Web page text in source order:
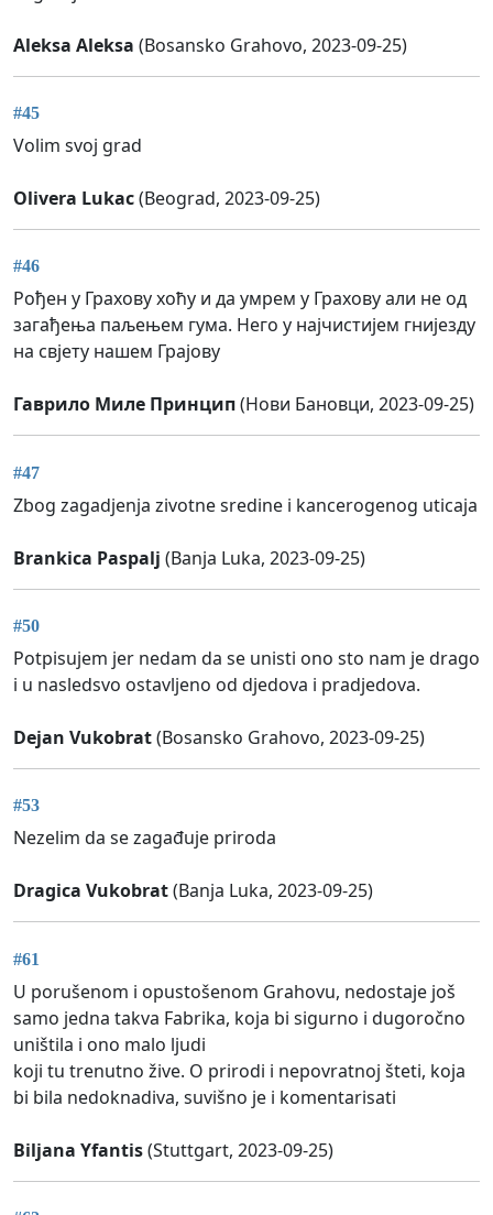
Aleksa Aleksa (Bosansko Grahovo, 2023-09-25)
#45
Volim svoj grad
Olivera Lukac(Beograd, 2023-09-25)
#46
Рођен у Грахову хоћу и да умрем у Грахову али не од
загађења паљењем гума. Него у најчистијем гнијезду
на свјету нашем Грајову
Гаврило Миле Принцип(Нови Бановци, 2023-09-25)
#47
Zbog zagadjenja zivotne sredine i kancerogenog uticaja
Brankica Paspalj (Banja Luka, 2023-09-25)
#50
Potpisujem jer nedam da se unisti ono sto nam je drago
i u nasledsvo ostavljeno od djedova i pradjedova.
Dejan Vukobrat(Bosansko Grahovo, 2023-09-25)
#53
Nezelim da se zagađuje priroda
Dragica Vukobrat(Banja Luka, 2023-09-25)
#61
U porušenom i opustošenom Grahovu, nedostaje još
samo jedna takva Fabrika, koja bi sigurno i dugoročno
uništila i ono malo ljudi
koji tu trenutno žive. O prirodi i nepovratnoj šteti, koja
bi bila nedoknadiva, suvišno je i komentarisati
Biljana Yfantis(Stuttgart, 2023-09-25)